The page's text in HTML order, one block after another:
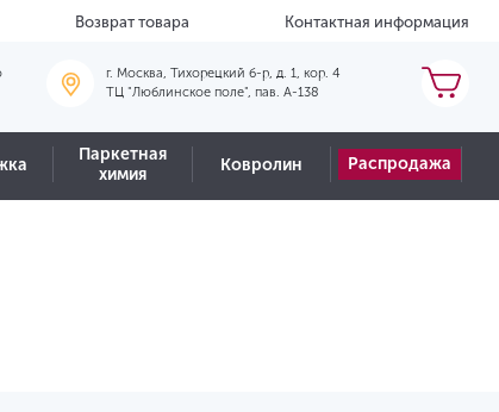
Возврат товара Контактная информация
г. Москва, Тихорецкий б-р, д. 1, кор. 4
ТЦ "Люблинское поле", пав. А-138
Паркетная
химия
Ковролин Распродажа